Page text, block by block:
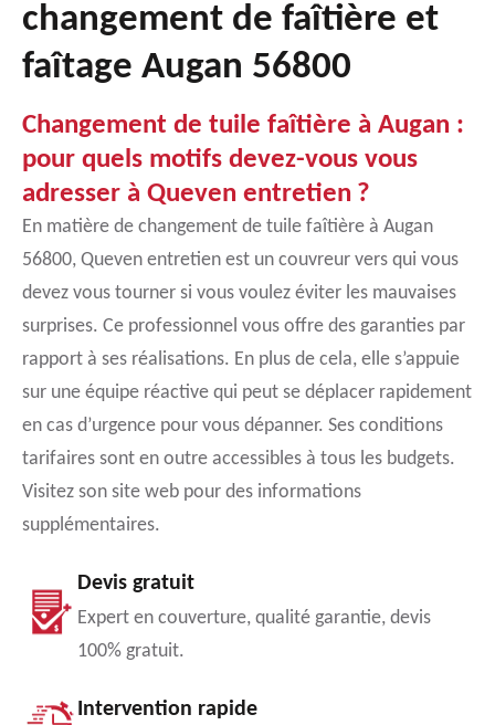
changement de faîtière et
faîtage Augan 56800
Changement de tuile faîtière à Augan :
pour quels motifs devez-vous vous
adresser à Queven entretien ?
En matière de changement de tuile faîtière à Augan
56800, Queven entretien est un couvreur vers qui vous
devez vous tourner si vous voulez éviter les mauvaises
surprises. Ce professionnel vous offre des garanties par
rapport à ses réalisations. En plus de cela, elle s’appuie
sur une équipe réactive qui peut se déplacer rapidement
en cas d’urgence pour vous dépanner. Ses conditions
tarifaires sont en outre accessibles à tous les budgets.
Visitez son site web pour des informations
supplémentaires.
Devis gratuit
Expert en couverture, qualité garantie, devis
100% gratuit.
Intervention rapide